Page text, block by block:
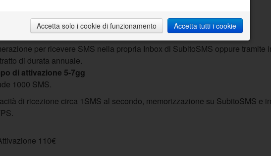
Accetta solo i cookie di funzionamento Accetta tutti i cookie
per ricevere SMS nella propria Inbox di SubitoSMS oppure tramite
di durata annuale.
di attivazione 5-7gg
1000 SMS.
di ricezione circa 1SMS al secondo, memorizzazione su SubitoSMS e
110€